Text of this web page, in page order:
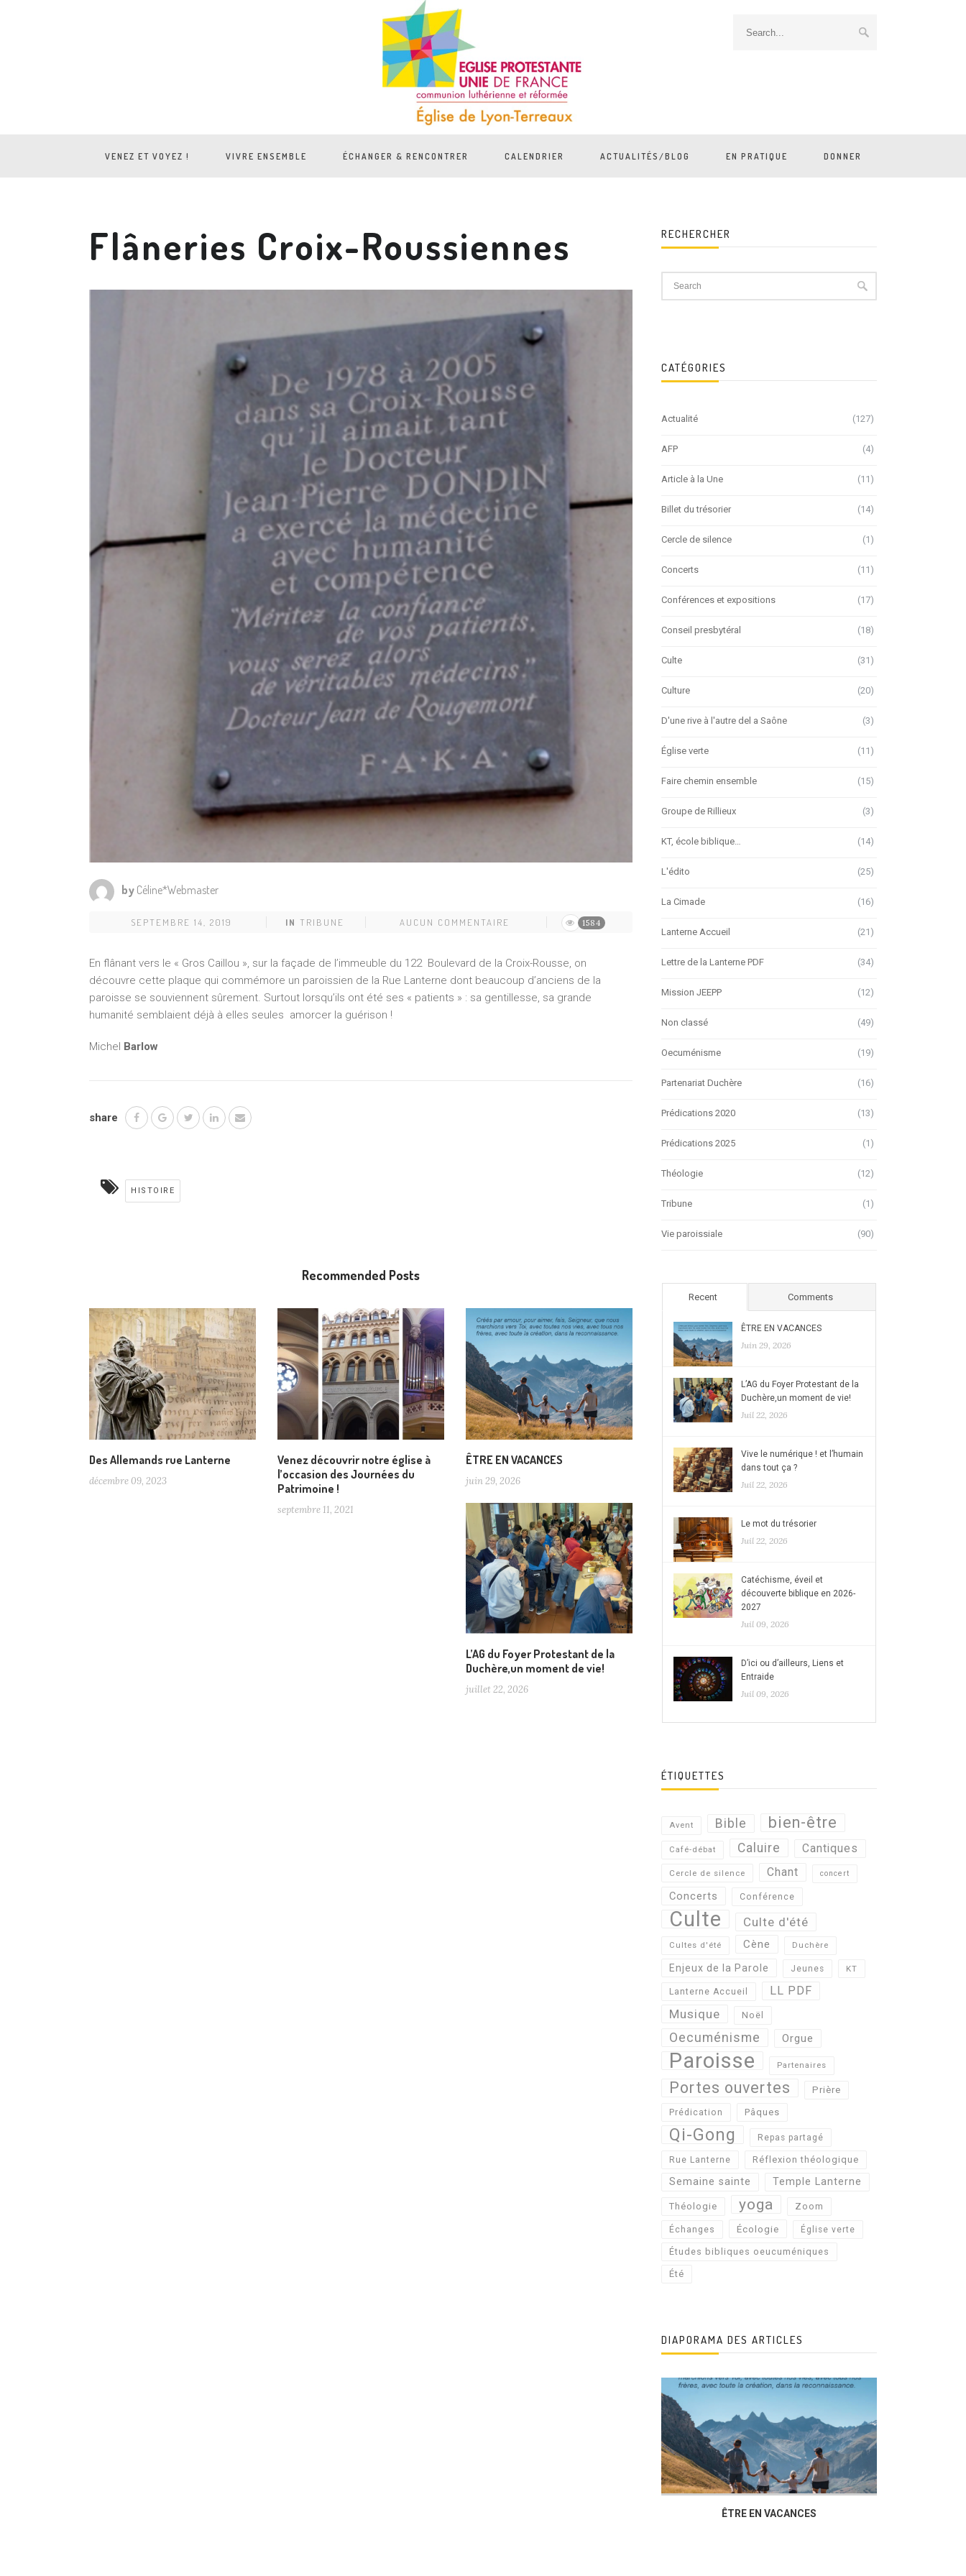
VENEZ ET VOYEZ ! VIVRE ENSEMBLE ÉCHANGER & RENCONTRER CALENDRIER ACTUALITÉS/BLOG EN PRATIQUE DONNER
Flâneries Croix-Roussiennes
by Céline*Webmaster
SEPTEMBRE 14, 2019 IN TRIBUNE AUCUN COMMENTAIRE 1584
En flânant vers le « Gros Caillou », sur la façade de l’immeuble du 122 Boulevard de la Croix-Rousse, on
découvre cette plaque qui commémore un paroissien de la Rue Lanterne dont beaucoup d’anciens de la
paroisse se souviennent sûrement. Surtout lorsqu’ils ont été ses « patients » : sa gentillesse, sa grande
humanité semblaient déjà à elles seules amorcer la guérison !
Michel Barlow
share
HISTOIRE
Recommended Posts
Des Allemands rue Lanterne
décembre 09, 2023
Venez découvrir notre église à
l’occasion des Journées du
Patrimoine !
septembre 11, 2021
ÊTRE EN VACANCES
juin 29, 2026
L’AG du Foyer Protestant de la
Duchère,un moment de vie!
juillet 22, 2026
RECHERCHER
CATÉGORIES
Actualité (127)
AFP (4)
Article à la Une (11)
Billet du trésorier (14)
Cercle de silence (1)
Concerts (11)
Conférences et expositions (17)
Conseil presbytéral (18)
Culte (31)
Culture (20)
D'une rive à l'autre del a Saône (3)
Église verte (11)
Faire chemin ensemble (15)
Groupe de Rillieux (3)
KT, école biblique… (14)
L'édito (25)
La Cimade (16)
Lanterne Accueil (21)
Lettre de la Lanterne PDF (34)
Mission JEEPP (12)
Non classé (49)
Oecuménisme (19)
Partenariat Duchère (16)
Prédications 2020 (13)
Prédications 2025 (1)
Théologie (12)
Tribune (1)
Vie paroissiale (90)
Recent Comments
ÊTRE EN VACANCES
Juin 29, 2026
L’AG du Foyer Protestant de la
Duchère,un moment de vie!
Juil 22, 2026
Vive le numérique ! et l’humain
dans tout ça ?
Juil 22, 2026
Le mot du trésorier
Juil 22, 2026
Catéchisme, éveil et
découverte biblique en 2026-
2027
Juil 09, 2026
D’ici ou d’ailleurs, Liens et
Entraide
Juil 09, 2026
ÉTIQUETTES
Avent Bible bien-être
Café-débat Caluire Cantiques
Cercle de silence Chant concert
Concerts Conférence
Culte Culte d'été
Cultes d'été Cène Duchère
Enjeux de la Parole Jeunes KT
Lanterne Accueil LL PDF
Musique Noël
Oecuménisme Orgue
Paroisse Partenaires
Portes ouvertes Prière
Prédication Pâques
Qi-Gong Repas partagé
Rue Lanterne Réflexion théologique
Semaine sainte Temple Lanterne
Théologie yoga Zoom
Échanges Écologie Église verte
Études bibliques oeucuméniques
Été
DIAPORAMA DES ARTICLES
ÊTRE EN VACANCES